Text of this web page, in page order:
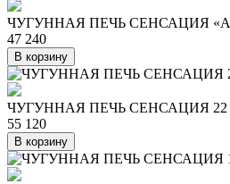
ЧУГУННАЯ ПЕЧЬ СЕНСАЦИЯ
47 240
В корзину
ЧУГУННАЯ ПЕЧЬ СЕНСАЦИЯ 22
55 120
В корзину